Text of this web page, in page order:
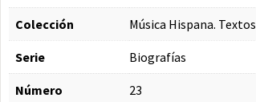
Colección Música Hispana. Textos
Serie Biografías
Número 23